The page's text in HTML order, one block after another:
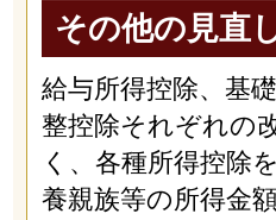
その他の見直
給与所得控除、基
整控除それぞれの
く、各種所得控除
養親族等の所得金